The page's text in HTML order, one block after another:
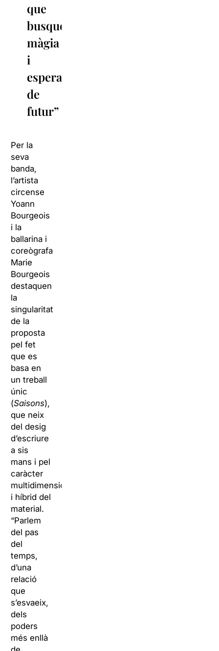
que
busquen
màgia
i
esperança
de
futur”
Per la
seva
banda,
l’artista
circense
Yoann
Bourgeois
i la
ballarina i
coreògrafa
Marie
Bourgeois
destaquen
la
singularitat
de la
proposta
pel fet
que es
basa en
un treball
únic
(Saisons),
que neix
del desig
d’escriure
a sis
mans i pel
caràcter
multidimensional
i híbrid del
material.
“Parlem
del pas
del
temps,
d’una
relació
que
s’esvaeix,
dels
poders
més enllà